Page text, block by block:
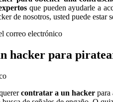
que pueden ayudarle a
de nosotros, usted puede
hacker para
contratar a un hacker para